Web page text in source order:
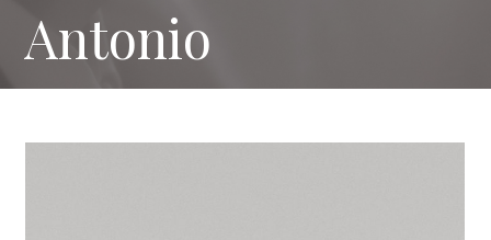
Antonio